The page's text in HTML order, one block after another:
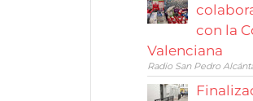
con la
Valenciana
Radio San Pedro